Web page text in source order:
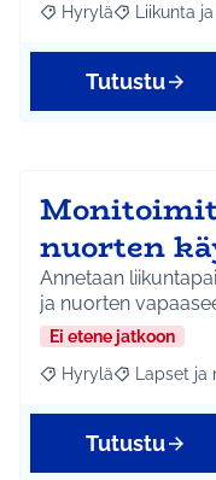
Rajaa tulokset
Hyrylä RajaaLiikunta
Tutustu
nuorten
Annetaan
ja nuorten
Ei etene jatkoon
Rajaa tulokset
Hyrylä RajaaLapset ja
Tutustu